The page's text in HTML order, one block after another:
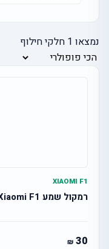
נמצאו 1 חלקי חילוף
XIAOMI F1
רמקול שמע Xiaomi F1
30